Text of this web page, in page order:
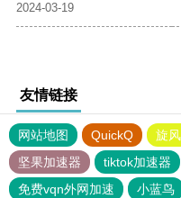
2024-03-19
友情链接
网站地图 QuickQ 旋
坚果加速器
tiktok加速器
免费vqn外网加速
小蓝鸟